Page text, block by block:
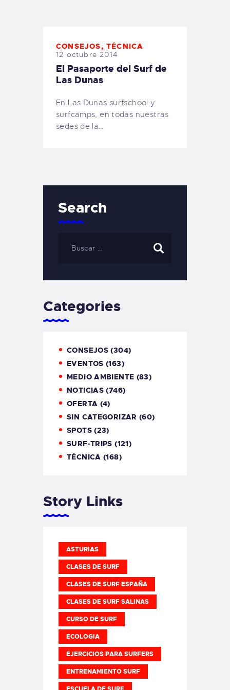
CONSEJOS,TÉCNICA
12 octubre 2014
El Pasaporte del Surf de
Las Dunas
En Las Dunas surfschool y
surfcamps, en todas nuestras
sedes de la…
Search
Categories
CONSEJOS (304)
EVENTOS (163)
MEDIO AMBIENTE (83)
NOTICIAS (746)
OFERTA (4)
SIN CATEGORIZAR (60)
SPOTS(23)
SURF-TRIPS (121)
TÉCNICA (168)
Story Links
ASTURIAS
CLASES DE SURF
CLASES DE SURF ESPAÑA
CLASES DE SURF SALINAS
CURSO DE SURF
ECOLOGIA
EJERCICIOS PARA SURFERS
ENTRENAMIENTO SURF